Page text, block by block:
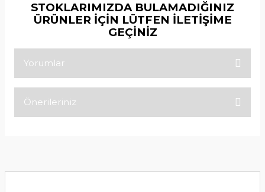
STOKLARIMIZDA BULAMADIĞINIZ
ÜRÜNLER İÇİN LÜTFEN İLETİŞİME
GEÇİNİZ
Yorumlar
Önerileriniz